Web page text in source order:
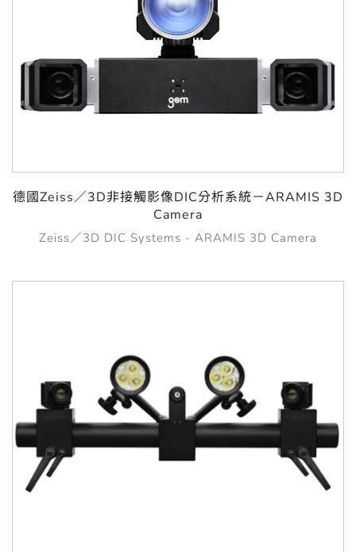
德國Zeiss／3D非接觸影像DIC分析系統－ARAMIS 3D
Camera
Zeiss／3D DIC Systems - ARAMIS 3D Camera